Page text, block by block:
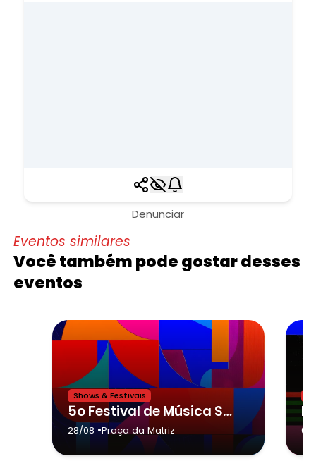
Denunciar
Eventos similares
Você também pode gostar desses
eventos
Shows & Festivais
5o Festival de Música Sertaneja Dino Franco de Paranapanema,Aruan & Tigree e banda
28/08 •Praça da Matriz